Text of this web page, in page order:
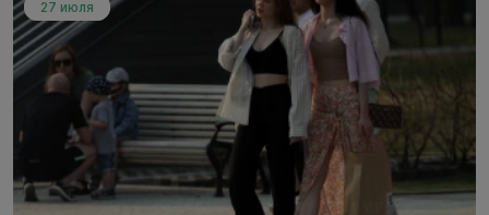
27 июля